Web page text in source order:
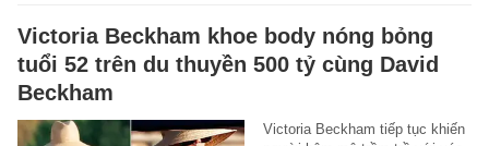
Victoria Beckham khoe body nóng bỏng
tuổi 52 trên du thuyền 500 tỷ cùng David
Beckham
Victoria Beckham tiếp tục khiến